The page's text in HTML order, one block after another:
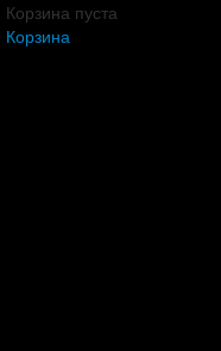
Корзина пуста
Корзина